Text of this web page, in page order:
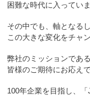
困難な時代に入ってい
その中でも、軸となる
この大きな変化をチャ
弊社のミッションであ
皆様のご期待にお応え
100年企業を目指し、